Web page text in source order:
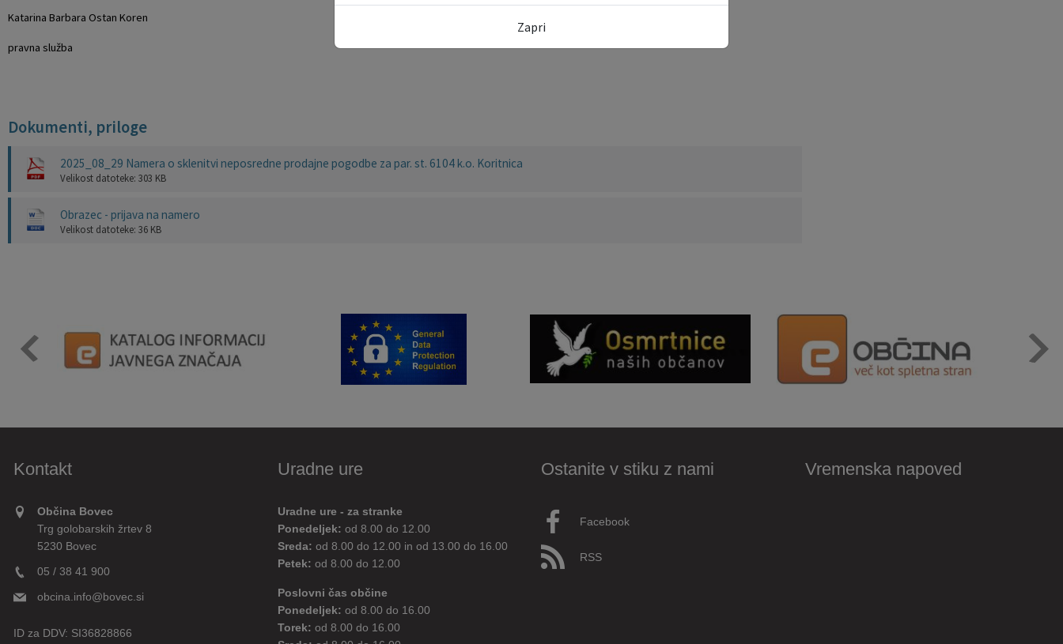
Katarina Barbara Ostan Koren Valter Mlekuž
pravna služba
Dokumenti, priloge
2025_08_29 Namera o sklenitvi neposredne prodajne pogodbe za par. st. 6104 k.o. Koritnica
Velikost datoteke: 303 KB
Obrazec - prijava na namero
Velikost datoteke: 36 KB
Kontakt
Občina Bovec
Trg golobarskih žrtev 8
5230 Bovec
05 / 38 41 900
obcina.info@bovec.si
ID za DDV: SI36828866
Uradne ure
Uradne ure - za stranke
Ponedeljek: od 8.00 do 12.00
Sreda: od 8.00 do 12.00 in od 13.00 do 16.00
Petek: od 8.00 do 12.00
Poslovni čas občine
Ponedeljek: od 8.00 do 16.00
Torek: od 8.00 do 16.00
Ostanite v stiku z nami
Facebook
RSS
Vremenska napoved
Zapri